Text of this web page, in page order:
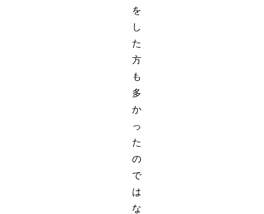
を
し
た
方
も
多
か
っ
た
の
で
は
な